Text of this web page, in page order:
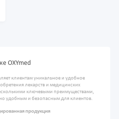
OXYmed
клиентам уникальное и удобное
лекарств и медицинских
ключевыми преимуществами,
удобным и безопасным для клиентов.
продукция